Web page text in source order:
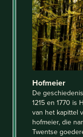
Hofmeier
De
1215 en 1770 is
van het kapittel
hofmeier, die
Twentse